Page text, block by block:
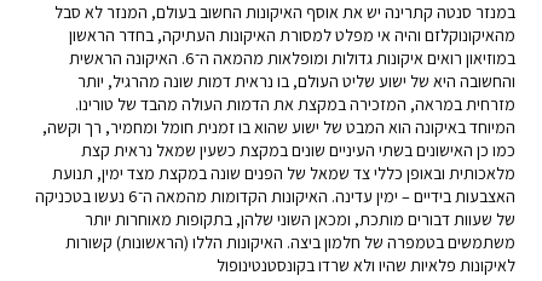
במנזר סנטה קתרינה יש את אוסף האיקונות החשוב בעולם, המנזר לא סבל
מהאיקונוקלזם והיה אי מפלט למסורת האיקונות העתיקה, בחדר הראשון
במוזיאון רואים איקונות גדולות ומופלאות מהמאה ה־6. האיקונה הראשית
והחשובה היא של ישוע שליט העולם, בו נראית דמות שונה מהרגיל, יותר
מזרחית במראה, המזכירה במקצת את הדמות העולה מהבד של טורינו.
המיוחד באיקונה הוא המבט של ישוע שהוא בו זמנית חומל ומחמיר, רך וקשה,
כמו כן האישונים בשתי העיניים שונים במקצת כשעין שמאל נראית קצת
מלאכותית ובאופן כללי צד שמאל של הפנים שונה במקצת מצד ימין, תנועת
האצבעות בידיים – ימין עדינה. האיקונות הקדומות מהמאה ה־6 נעשו בטכניקה
של שעוות דבורים מותכת, ומכאן השוני שלהן, בתקופות מאוחרות יותר
משתמשים בטמפרה של חלמון ביצה. האיקונות הללו (הראשונות) קשורות
לאיקונות פלאיות שהיו ולא שרדו בקונסטנטינופול